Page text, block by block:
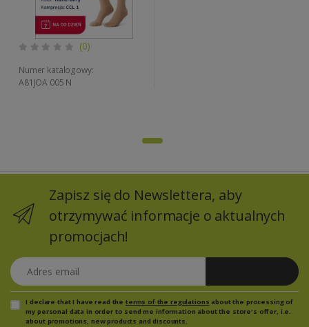
(0)
Numer katalogowy:
A81JOA 005 N
Zapisz się do Newslettera, aby
otrzymywać informacje o aktualnych
promocjach!
Adres email
I declare that I have read the terms of the regulations about the processing of
my personal data in order to send me information about the store's offer, i.e.
about promotions, new products and discounts.